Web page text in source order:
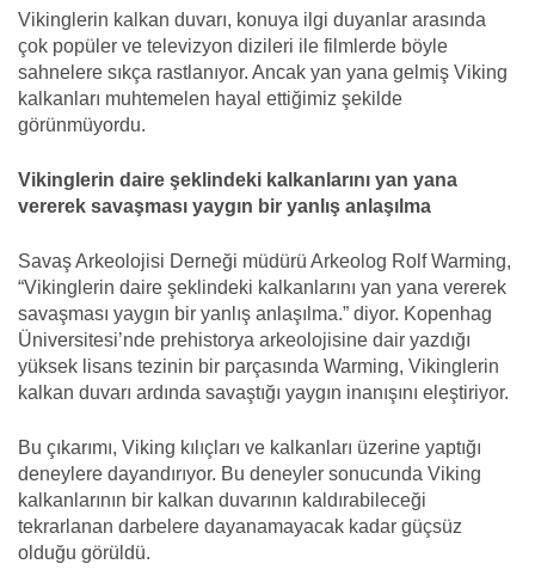
Vikinglerin kalkan duvarı, konuya ilgi duyanlar arasında
çok popüler ve televizyon dizileri ile filmlerde böyle
sahnelere sıkça rastlanıyor. Ancak yan yana gelmiş Viking
kalkanları muhtemelen hayal ettiğimiz şekilde
görünmüyordu.
Vikinglerin daire şeklindeki kalkanlarını yan yana
vererek savaşması yaygın bir yanlış anlaşılma
Savaş Arkeolojisi Derneği müdürü Arkeolog Rolf Warming,
“Vikinglerin daire şeklindeki kalkanlarını yan yana vererek
savaşması yaygın bir yanlış anlaşılma.” diyor. Kopenhag
Üniversitesi’nde prehistorya arkeolojisine dair yazdığı
yüksek lisans tezinin bir parçasında Warming, Vikinglerin
kalkan duvarı ardında savaştığı yaygın inanışını eleştiriyor.
Bu çıkarımı, Viking kılıçları ve kalkanları üzerine yaptığı
deneylere dayandırıyor. Bu deneyler sonucunda Viking
kalkanlarının bir kalkan duvarının kaldırabileceği
tekrarlanan darbelere dayanamayacak kadar güçsüz
olduğu görüldü.